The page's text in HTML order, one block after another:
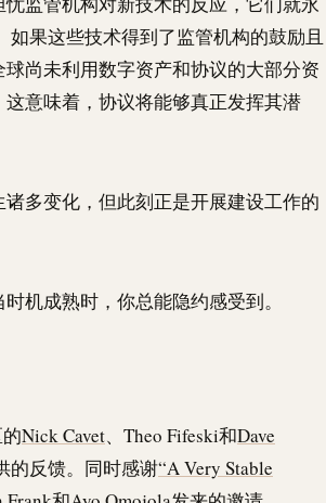
如果这些技术得到了监管机构的鼓励且
尚未利用数字资产和协议的大部分资
意味着，协议将能够真正发挥其潜
多变化，但此刻正是开展建设工作的
时机成熟时，你总能隐约感受到。
Nick Cavet、Theo Fifeski和Dave
的反馈。同时感谢“A Very Stable